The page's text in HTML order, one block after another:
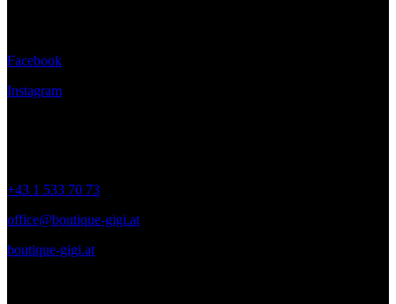
Facebook
Instagram
+43 1 533 70 73
office@boutique-gigi.at
boutique-gigi.at